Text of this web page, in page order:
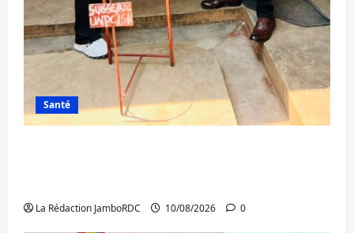
Santé
La Rédaction JamboRDC 10/08/2026 0